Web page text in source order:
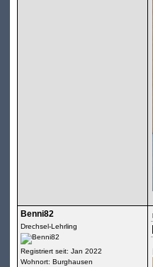
Benni82
Drechsel-Lehrling
Registriert seit: Jan 2022
Wohnort: Burghausen